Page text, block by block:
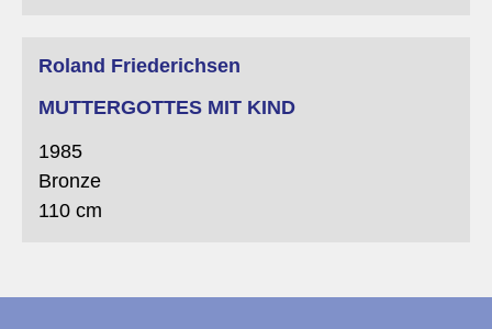
Roland Friederichsen
MUTTERGOTTES MIT KIND
1985
Bronze
110 cm